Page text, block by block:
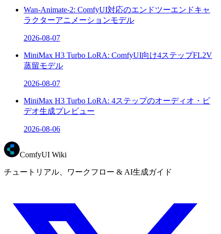
Wan-Animate-2: ComfyUI対応のエンドツーエンドキャ
ラクターアニメーションモデル
2026-08-07
MiniMax H3 Turbo LoRA: ComfyUI向け4ステップFL2V
蒸留モデル
2026-08-07
MiniMax H3 Turbo LoRA: 4ステップのオーディオ・ビ
デオ生成プレビュー
2026-08-06
ComfyUI Wiki
チュートリアル、ワークフロー & AI生成ガイド